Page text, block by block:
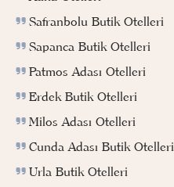
Safranbolu Butik Otelleri
Sapanca Butik Otelleri
Patmos Adası Otelleri
Erdek Butik Otelleri
Milos Adası Otelleri
Cunda Adası Butik Otelleri
Urla Butik Otelleri